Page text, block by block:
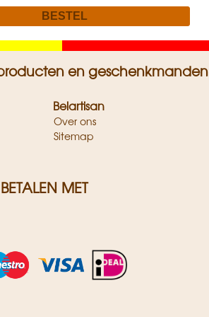
en geschenkmanden
Belartisan
Over ons
Sitemap
MET